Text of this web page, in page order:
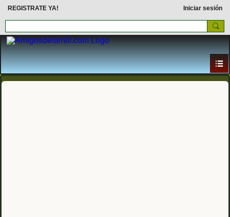
REGISTRATE YA! Iniciar sesión